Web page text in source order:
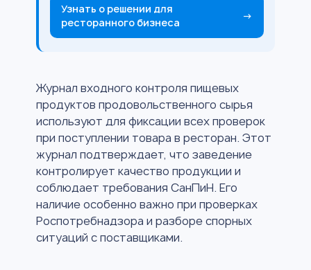
Узнать о решении для
ресторанного бизнеса
→
Журнал входного контроля пищевых
продуктов продовольственного сырья
используют для фиксации всех проверок
при поступлении товара в ресторан. Этот
журнал подтверждает, что заведение
контролирует качество продукции и
соблюдает требования СанПиН. Его
наличие особенно важно при проверках
Роспотребнадзора и разборе спорных
ситуаций с поставщиками.